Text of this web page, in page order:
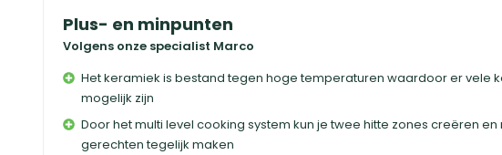
Plus- en minpunten
Volgens onze specialist Marco
Het keramiek is bestand tegen hoge temperaturen waardoor er vele
mogelijk zijn
Door het multi level cooking system kun je twee hitte zones creëren
gerechten tegelijk maken